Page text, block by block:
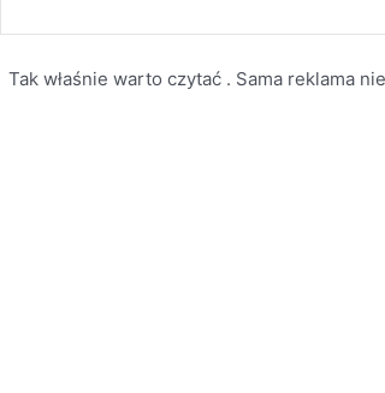
Tak właśnie warto czytać . Sama reklama